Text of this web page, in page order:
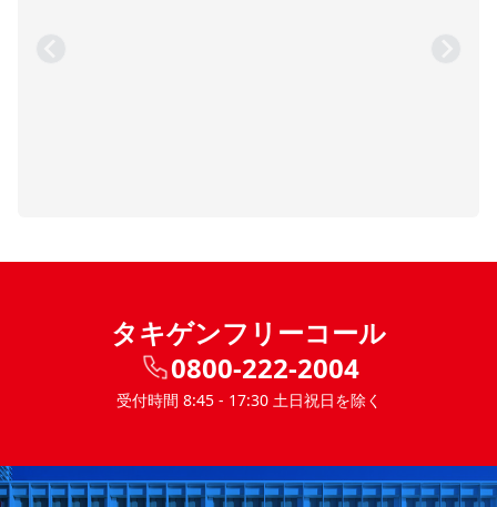
タキゲンフリーコール
0800-222-2004
受付時間 8:45 - 17:30 土日祝日を除く